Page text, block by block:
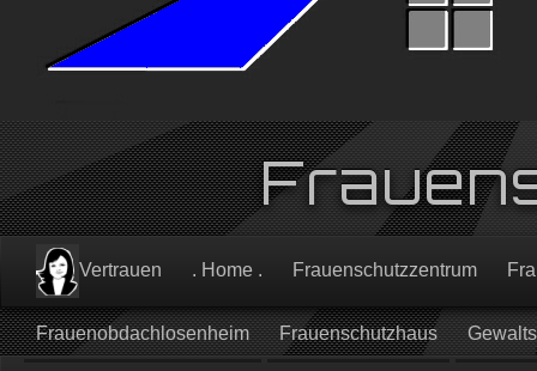
Vertrauen . Home . Frauenschutzzentrum
Frauenobdachlosenheim Frauenschutzhaus